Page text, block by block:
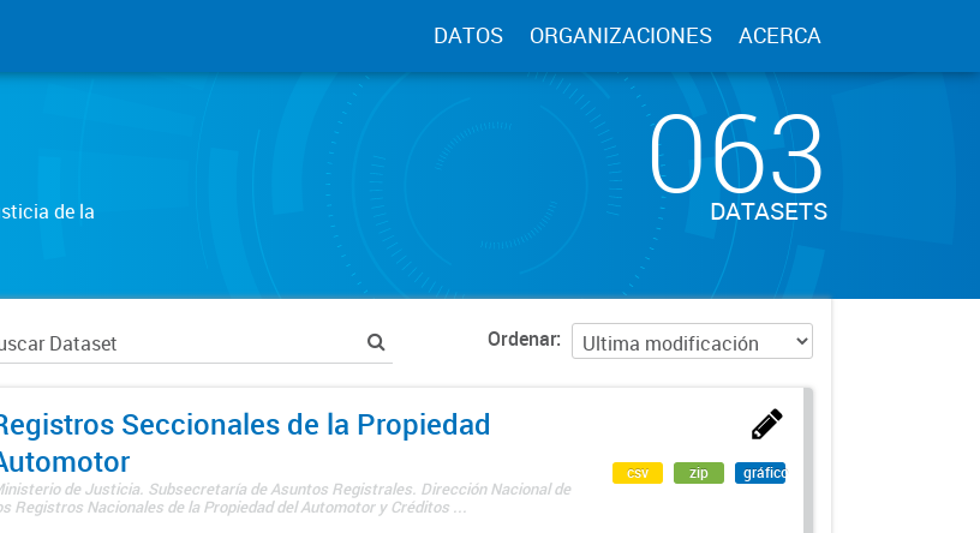
DATOS ORGANIZACIONES ACERCA
de la
063
DATASETS
Ordenar
Seccionales de la Propiedad
de Justicia. Subsecretaría de Asuntos Registrales. Dirección Nacional de
Registros Nacionales de la Propiedad del Automotor y Créditos ...
csv zip gráfico